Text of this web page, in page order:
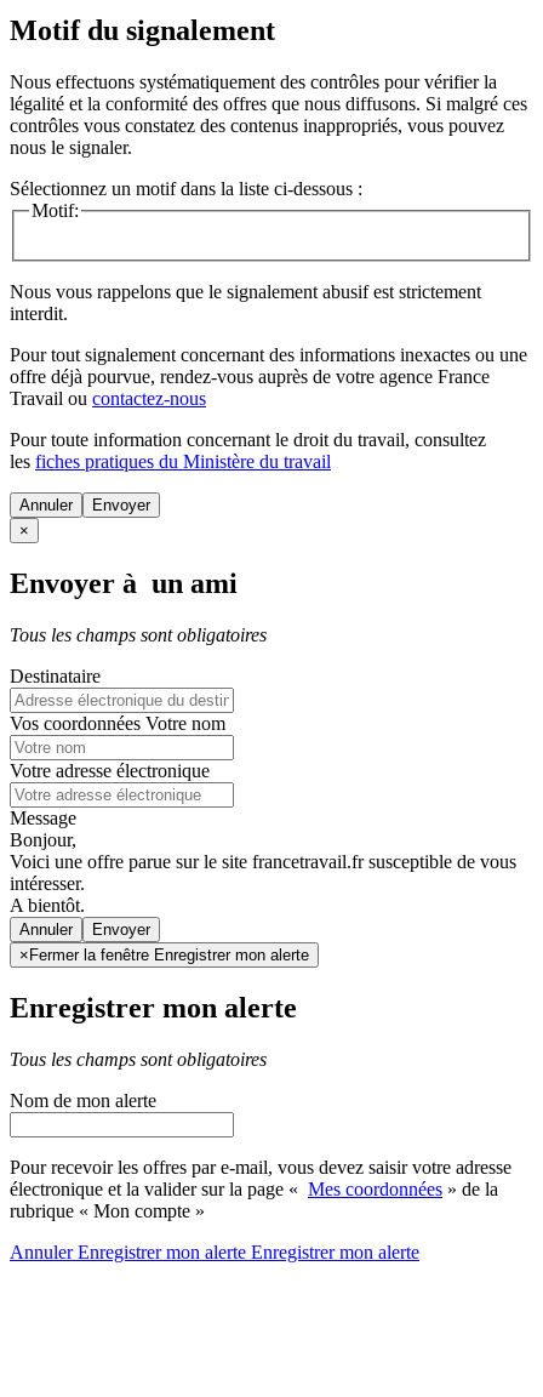
Motif du signalement
Nous effectuons systématiquement des contrôles pour vérifier la
légalité et la conformité des offres que nous diffusons. Si malgré ces
contrôles vous constatez des contenus inappropriés, vous pouvez
nous le signaler.
Sélectionnez un motif dans la liste ci-dessous :
Motif:
Nous vous rappelons que le signalement abusif est strictement
interdit.
Pour tout signalement concernant des informations inexactes ou une
offre déjà pourvue, rendez-vous auprès de votre agence France
Travail ou contactez-nous
Pour toute information concernant le droit du travail, consultez
les fiches pratiques du Ministère du travail
Annuler
×
Envoyer à un ami
Tous les champs sont obligatoires
Destinataire
Vos coordonnées Votre nom
Votre adresse électronique
Message
Bonjour,
Voici une offre parue sur le site francetravail.fr susceptible de vous
intéresser.
A bientôt.
Annuler
× Fermer la fenêtre Enregistrer mon alerte
Enregistrer mon alerte
Tous les champs sont obligatoires
Nom de mon alerte
Pour recevoir les offres par e-mail, vous devez saisir votre adresse
électronique et la valider sur la page « Mes coordonnées » de la
rubrique « Mon compte »
AnnulerEnregistrer mon alerte Enregistrermon alerte